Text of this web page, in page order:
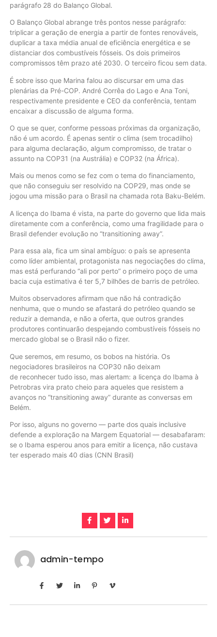
parágrafo 28 do Balanço Global.
O Balanço Global abrange três pontos nesse parágrafo:
triplicar a geração de energia a partir de fontes renováveis,
duplicar a taxa média anual de eficiência energética e se
distanciar dos combustíveis fósseis. Os dois primeiros
compromissos têm prazo até 2030. O terceiro ficou sem data.
É sobre isso que Marina falou ao discursar em uma das
plenárias da Pré-COP. André Corrêa do Lago e Ana Toni,
respectivamente presidente e CEO da conferência, tentam
encaixar a discussão de alguma forma.
O que se quer, conforme pessoas próximas da organização,
não é um acordo. É apenas sentir o clima (sem trocadilho)
para alguma declaração, algum compromisso, de tratar o
assunto na COP31 (na Austrália) e COP32 (na África).
Mais ou menos como se fez com o tema do financiamento,
que não conseguiu ser resolvido na COP29, mas onde se
jogou uma missão para o Brasil na chamada rota Baku-Belém.
A licença do Ibama é vista, na parte do governo que lida mais
diretamente com a conferência, como uma fragilidade para o
Brasil defender evolução no “transitioning away”.
Para essa ala, fica um sinal ambíguo: o país se apresenta
como líder ambiental, protagonista nas negociações do clima,
mas está perfurando “ali por perto” o primeiro poço de uma
bacia cuja estimativa é ter 5,7 bilhões de barris de petróleo.
Muitos observadores afirmam que não há contradição
nenhuma, que o mundo se afastará do petróleo quando se
reduzir a demanda, e não a oferta, que outros grandes
produtores continuarão despejando combustíveis fósseis no
mercado global se o Brasil não o fizer.
Que seremos, em resumo, os bobos na história. Os
negociadores brasileiros na COP30 não deixam
de reconhecer tudo isso, mas alertam: a licença do Ibama à
Petrobras vira prato cheio para aqueles que resistem a
avanços no “transitioning away” durante as conversas em
Belém.
Por isso, alguns no governo — parte dos quais inclusive
defende a exploração na Margem Equatorial — desabafaram:
se o Ibama esperou anos para emitir a licença, não custava
ter esperado mais 40 dias (CNN Brasil)
admin-tempo